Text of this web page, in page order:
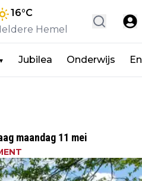
16°C
Hemel
▼ Jubilea Onderwijs
maandag 11 mei